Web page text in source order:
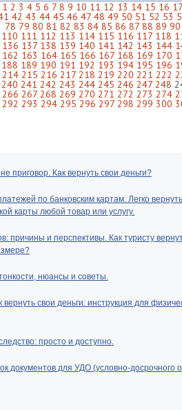
1 2 3 4 5 6 7 8 9 10 11 12 13 14 15 16 17
42 43 44 45 46 47 48 49 50 51 52 53
78 79 80 81 82 83 84 85 86 87 88 89 90
110 111 112 113 114 115 116 117 118
136 137 138 139 140 141 142 143 144
162 163 164 165 166 167 168 169 170
188 189 190 191 192 193 194 195 196
214 215 216 217 218 219 220 221 222
240 241 242 243 244 245 246 247 248
266 267 268 269 270 271 272 273 274
292 293 294 295 296 297 298 299 300
приговор. Как вернуть свои деньги?
по банковским картам. Легко
карты любой товар или услугу.
причины и перспективы. Как туристу
нюансы и советы.
свои деньги: инструкция для
просто и доступно.
документов для УДО (условно-досрочного